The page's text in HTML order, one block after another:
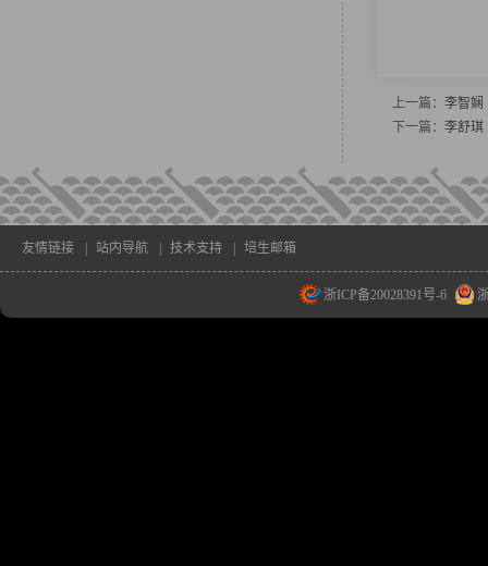
上一篇： 李智娴
下一篇： 李舒琪
友情链接 站内导航 技术支持 培生邮箱
浙ICP备20028391号-6